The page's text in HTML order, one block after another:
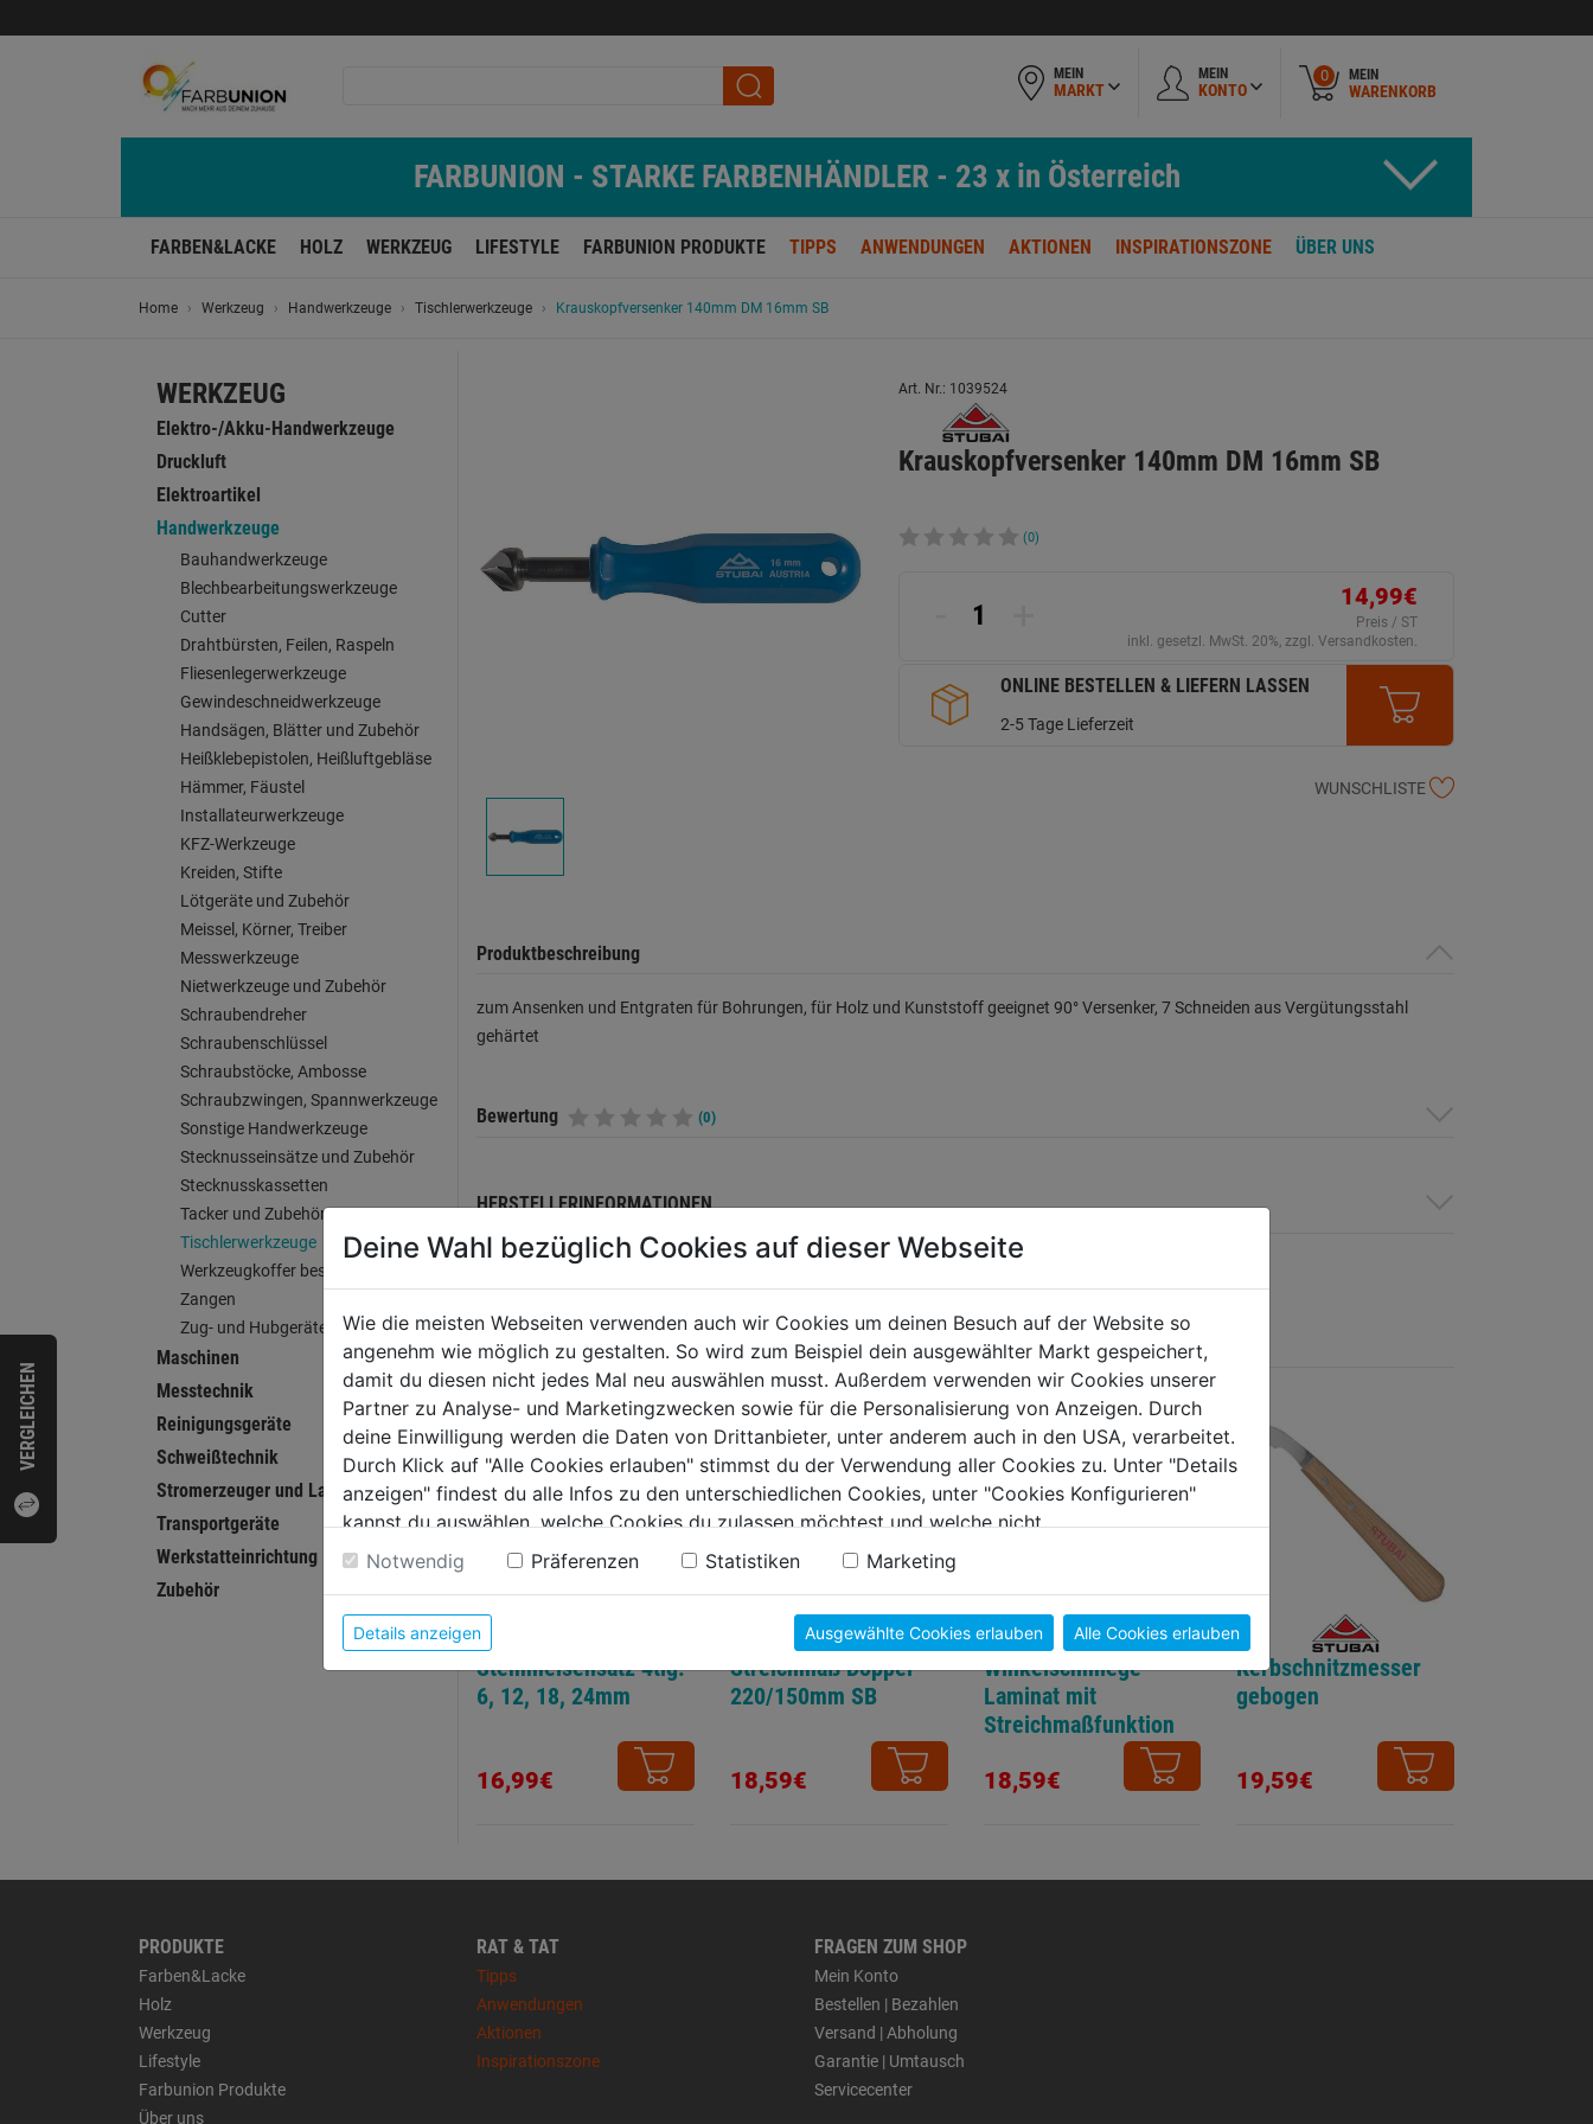
VERGLEICHEN
MEIN
MARKT
MEIN
KONTO
0 MEIN
WARENKORB
FARBUNION - STARKE FARBENHÄNDLER - 23 x in Österreich
FARBEN&LACKE HOLZ WERKZEUG LIFESTYLE FARBUNION PRODUKTE TIPPS ANWENDUNGEN AKTIONEN INSPIRATIONSZONE ÜBER UNS
Home Werkzeug Handwerkzeuge Tischlerwerkzeuge Krauskopfversenker 140mm DM 16mm SB
WERKZEUG
Elektro-/Akku-Handwerkzeuge
Druckluft
Elektroartikel
Handwerkzeuge
Bauhandwerkzeuge
Blechbearbeitungswerkzeuge
Cutter
Drahtbürsten, Feilen, Raspeln
Fliesenlegerwerkzeuge
Gewindeschneidwerkzeuge
Handsägen, Blätter und Zubehör
Heißklebepistolen, Heißluftgebläse
Hämmer, Fäustel
Installateurwerkzeuge
KFZ-Werkzeuge
Kreiden, Stifte
Lötgeräte und Zubehör
Meissel, Körner, Treiber
Messwerkzeuge
Nietwerkzeuge und Zubehör
Schraubendreher
Schraubenschlüssel
Schraubstöcke, Ambosse
Schraubzwingen, Spannwerkzeuge
Sonstige Handwerkzeuge
Stecknusseinsätze und Zubehör
Stecknusskassetten
Tacker und Zubehör
Tischlerwerkzeuge
Werkzeugkoffer bestückt
Zangen
Zug- und Hubgeräte
Maschinen
Messtechnik
Reinigungsgeräte
Schweißtechnik
Stromerzeuger und Ladegeräte
Transportgeräte
Werkstatteinrichtung
Zubehör
Art. Nr.: 1039524
Krauskopfversenker 140mm DM 16mm SB
(0)
14,99€
Preis / ST
inkl. gesetzl. MwSt. 20%, zzgl. Versandkosten.
ONLINE BESTELLEN & LIEFERN LASSEN
2-5 Tage Lieferzeit
WUNSCHLISTE
Produktbeschreibung
zum Ansenken und Entgraten für Bohrungen, für Holz und Kunststoff geeignet 90° Versenker, 7 Schneiden aus Vergütungsstahl
gehärtet
Bewertung (0)
HERSTELLERINFORMATIONEN
WEITERE PRODUKTE AUS DIESER KATEGORIE
Stemmeisensatz 4tlg.
6, 12, 18, 24mm
16,99€
Streichmaß Doppel
220/150mm SB
18,59€
Winkelschmiege
Laminat mit
Streichmaßfunktion
18,59€
Kerbschnitzmesser
gebogen
19,59€
PRODUKTE
Farben&Lacke
Holz
Werkzeug
Lifestyle
Farbunion Produkte
Über uns
RAT & TAT
Tipps
Anwendungen
Aktionen
Inspirationszone
FRAGEN ZUM SHOP
Mein Konto
Bestellen | Bezahlen
Versand | Abholung
Garantie | Umtausch
Servicecenter
Deine Wahl bezüglich Cookies auf dieser Webseite
Wie die meisten Webseiten verwenden auch wir Cookies um deinen Besuch auf der Website so
angenehm wie möglich zu gestalten. So wird zum Beispiel dein ausgewählter Markt gespeichert,
damit du diesen nicht jedes Mal neu auswählen musst. Außerdem verwenden wir Cookies unserer
Partner zu Analyse- und Marketingzwecken sowie für die Personalisierung von Anzeigen. Durch
deine Einwilligung werden die Daten von Drittanbieter, unter anderem auch in den USA, verarbeitet.
Durch Klick auf "Alle Cookies erlauben" stimmst du der Verwendung aller Cookies zu. Unter "Details
anzeigen" findest du alle Infos zu den unterschiedlichen Cookies, unter "Cookies Konfigurieren"
kannst du auswählen, welche Cookies du zulassen möchtest und welche nicht.
Weitere Informationen findest du in unserer Datenschutzerklärung
Notwendig Präferenzen Statistiken Marketing
Details anzeigen Ausgewählte Cookies erlauben Alle Cookies erlauben